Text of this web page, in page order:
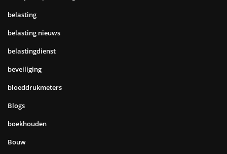
belasting
belasting nieuws
belastingdienst
beveiliging
bloeddrukmeters
Blogs
boekhouden
Bouw